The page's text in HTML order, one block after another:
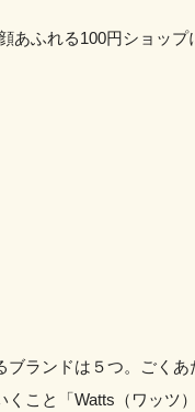
あふれる100円ショップ
ブランドは５つ。ごく
くこと「Watts（ワッツ